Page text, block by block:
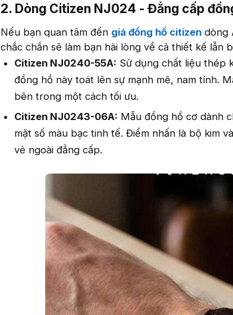
2. Dòng Citizen NJ024 - Đẳng cấp
Nếu bạn quan tâm đến giá đồng hồ citizen dòng
chắc chắn sẽ làm bạn hài lòng về cả thiết kế lẫn
Citizen NJ0240-55A: Sử dụng chất liệu thép
đồng hồ này toát lên sự mạnh mẽ, nam tính.
bên trong một cách tối ưu.
Citizen NJ0243-06A: Mẫu đồng hồ cơ dành
mặt số màu bạc tinh tế. Điểm nhấn là bộ kim
vẻ ngoài đẳng cấp.